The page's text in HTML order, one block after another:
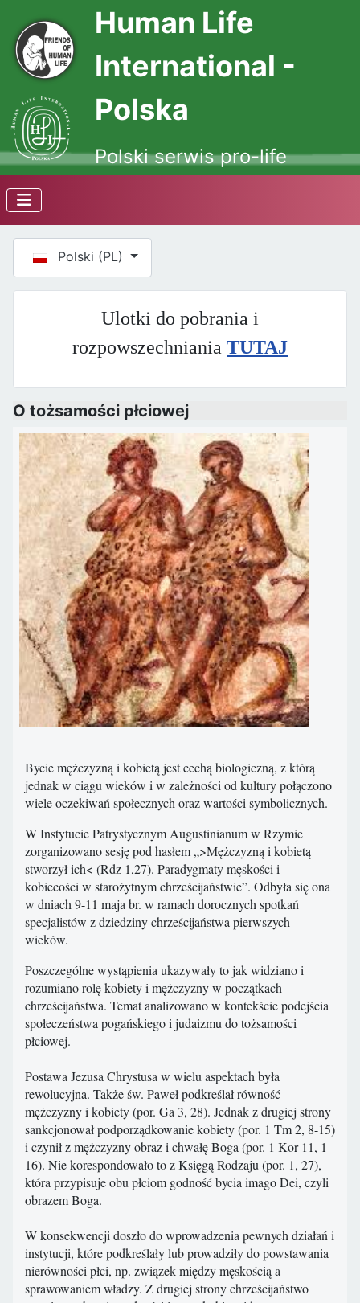
Human Life
International -
Polska
Polski serwis pro-life
Wybierz swój język
Polski (PL)
Ulotki do pobrania i
rozpowszechniania TUTAJ
O tożsamości płciowej
Bycie mężczyzną i kobietą jest cechą biologiczną, z którą
jednak w ciągu wieków i w zależności od kultury połączono
wiele oczekiwań społecznych oraz wartości symbolicznych.
W Instytucie Patrystycznym Augustinianum w Rzymie
zorganizowano sesję pod hasłem „>Mężczyzną i kobietą
stworzył ich< (Rdz 1,27). Paradygmaty męskości i
kobiecości w starożytnym chrześcijaństwie”. Odbyła się ona
w dniach 9-11 maja br. w ramach dorocznych spotkań
specjalistów z dziedziny chrześcijaństwa pierwszych
wieków.
Poszczególne wystąpienia ukazywały to jak widziano i
rozumiano rolę kobiety i mężczyzny w początkach
chrześcijaństwa. Temat analizowano w kontekście podejścia
społeczeństwa pogańskiego i judaizmu do tożsamości
płciowej.
Postawa Jezusa Chrystusa w wielu aspektach była
rewolucyjna. Także św. Paweł podkreślał równość
mężczyzny i kobiety (por. Ga 3, 28). Jednak z drugiej strony
sankcjonował podporządkowanie kobiety (por. 1 Tm 2, 8-15)
i czynił z mężczyzny obraz i chwałę Boga (por. 1 Kor 11, 1-
16). Nie korespondowało to z Księgą Rodzaju (por. 1, 27),
która przypisuje obu płciom godność bycia imago Dei, czyli
obrazem Boga.
W konsekwencji doszło do wprowadzenia pewnych działań i
instytucji, które podkreślały lub prowadziły do powstawania
nierówności płci, np. związek między męskością a
sprawowaniem władzy. Z drugiej strony chrześcijaństwo